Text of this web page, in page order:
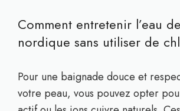
Comment entretenir l’eau
nordique sans utiliser de
Pour une baignade douce et
votre peau, vous pouvez opter